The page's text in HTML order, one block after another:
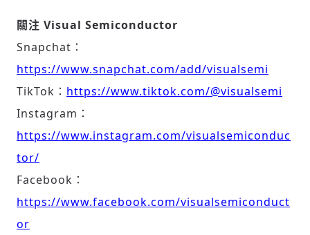
關注 Visual Semiconductor
Snapchat：
https://www.snapchat.com/add/visualsemi
TikTok： https://www.tiktok.com/@visualsemi
Instagram：
https://www.instagram.com/visualsemiconduc
tor/
Facebook：
https://www.facebook.com/visualsemiconduct
or